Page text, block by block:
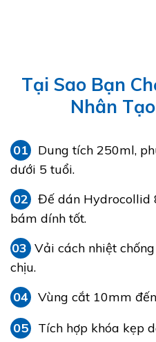
Tại Sao Bạn
Nhân
01
Dung tích 250ml,
dưới 5 tuổi.
02
Đế dán Hydrocollid
bám dính tốt.
03 Vải cách nhiệt
chịu.
04
Vùng cắt 10mm
05
Tích hợp khóa kẹp